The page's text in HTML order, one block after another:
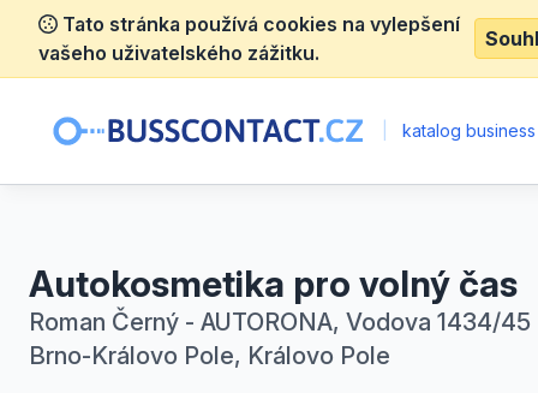
Tato stránka používá cookies na vylepšení
vašeho uživatelského zážitku.
katalog
Autokosmetika pro volný čas
Roman Černý - AUTORONA, Vodova 1434/45
Brno-Královo Pole, Královo Pole